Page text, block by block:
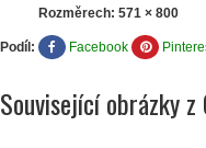
Rozměrech: 571 × 800
Podíl: Facebook
Související obrázky z